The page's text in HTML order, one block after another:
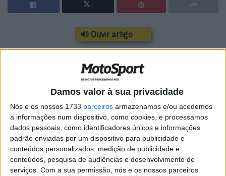
Damos valor à sua privacidade
Nós e os nossos 1733 parceiros armazenamos e/ou acedemos
a informações num dispositivo, como cookies, e processamos
dados pessoais, como identificadores únicos e informações
padrão enviadas por um dispositivo para publicidade e
conteúdos personalizados, medição de publicidade e
conteúdos, pesquisa de audiências e desenvolvimento de
serviços. Com a sua permissão, nós e os nossos parceiros
🔊 Ouvir artigo
Matthieu Lussiana irá montar a
Yamaha 18 com Hugo Clère e
Johan Nigon nas 24 Heures
Motos.